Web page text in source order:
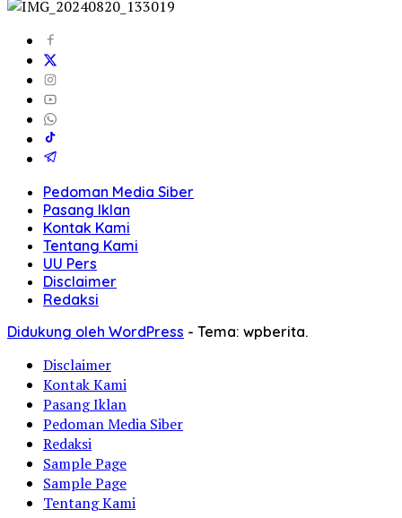
Pedoman Media Siber
Pasang Iklan
Kontak Kami
Tentang Kami
UU Pers
Disclaimer
Redaksi
Didukung oleh WordPress - Tema: wpberita.
Disclaimer
Kontak Kami
Pasang Iklan
Pedoman Media Siber
Redaksi
Sample Page
Sample Page
Tentang Kami